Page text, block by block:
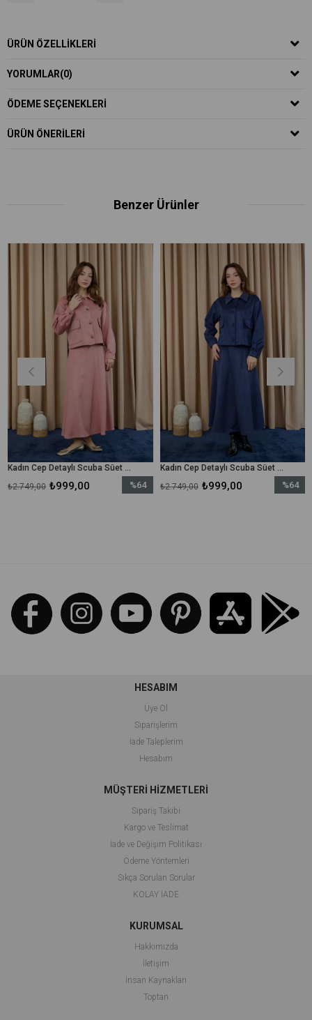
ÜRÜN ÖZELLIKLERI
YORUMLAR(0)
ÖDEME SEÇENEKLERI
ÜRÜN ÖNERILERI
Benzer Ürünler
Kadın Cep Detaylı Scuba Süet Ceket Takım - 14397TKM - Gül Kurusu
₺999,00
Kadın Cep Detaylı Scuba Süet Ceket Takım - 14397TKM - Lacivert
₺999,00
₺2.749,00
HESABIM
Üye Ol
Siparişlerim
İade Taleplerim
Hesabım
MÜŞTERİ HİZMETLERİ
Sipariş Takibi
Kargo ve Teslimat
İade ve Değişim Politikası
Ödeme Yöntemleri
Sıkça Sorulan Sorular
KOLAY İADE
KURUMSAL
Hakkımızda
İletişim
İnsan Kaynakları
Toptan